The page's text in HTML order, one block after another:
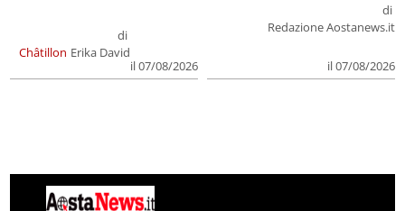
Châtillon
di
Erika David
il 07/08/2026
di
Redazione Aostanews.it
il 07/08/2026